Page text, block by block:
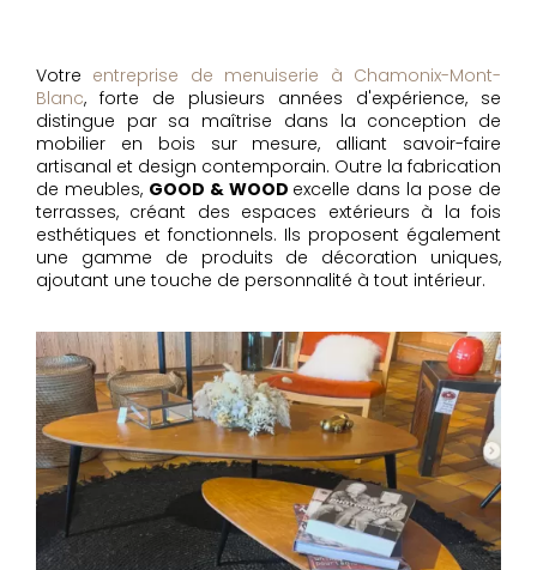
Votre entreprise de menuiserie à Chamonix-Mont-
Blanc, forte de plusieurs années d'expérience, se
distingue par sa maîtrise dans la conception de
mobilier en bois sur mesure, alliant savoir-faire
artisanal et design contemporain. Outre la fabrication
de meubles, GOOD & WOOD excelle dans la pose de
terrasses, créant des espaces extérieurs à la fois
esthétiques et fonctionnels. Ils proposent également
une gamme de produits de décoration uniques,
ajoutant une touche de personnalité à tout intérieur.